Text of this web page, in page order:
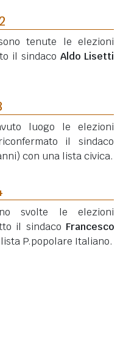
tenute le elezioni
il sindaco Aldo Lisetti
luogo le elezioni
il sindaco
con una lista civica.
svolte le elezioni
il sindaco Francesco
P.popolare Italiano.